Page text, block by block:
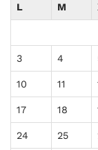
L M
3 4
10 11
17 18
24 25